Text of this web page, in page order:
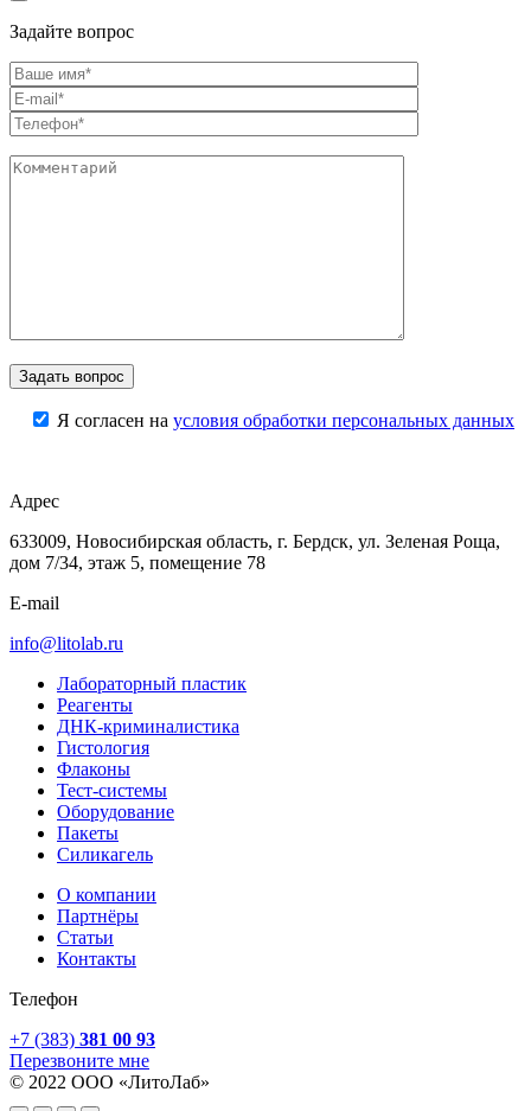
Задайте вопрос
Я согласен на условия обработки персональных данных
Адрес
633009, Новосибирская область, г. Бердск, ул. Зеленая Роща,
дом 7/34, этаж 5, помещение 78
E-mail
info@litolab.ru
Лабораторный пластик
Реагенты
ДНК-криминалистика
Гистология
Флаконы
Тест-системы
Оборудование
Пакеты
Силикагель
О компании
Партнёры
Статьи
Контакты
Телефон
+7 (383) 381 00 93
Перезвоните мне
© 2022 ООО «ЛитоЛаб»